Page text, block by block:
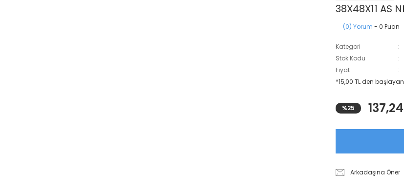
38X48X11 AS
(0) Yorum - 0 Puan
Kategori
Stok Kodu
Fiyat
*15,00 TL den
%25
Arkadaşına Öner